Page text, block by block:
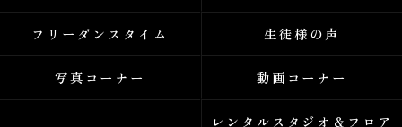
フリーダンスタイム 生徒様の声
写真コーナー 動画コーナー
レンタルスタジオ＆フロア